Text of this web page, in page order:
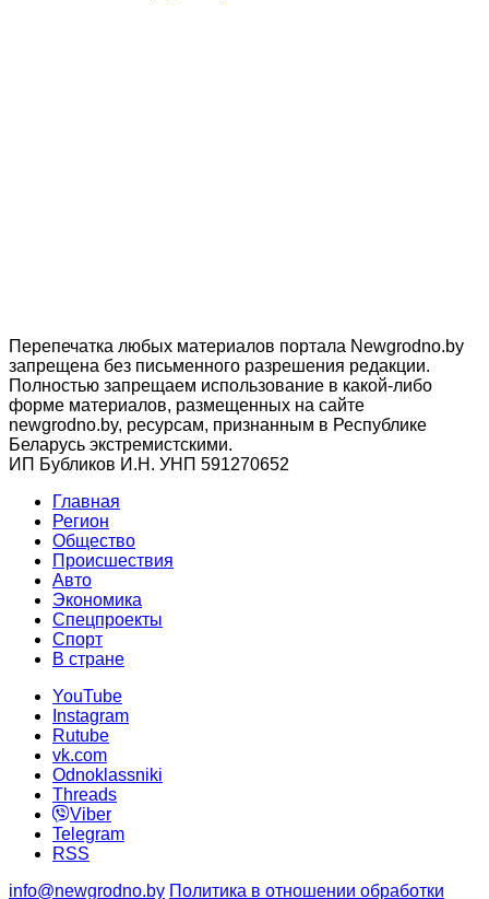
Перепечатка любых материалов портала Newgrodno.by
запрещена без письменного разрешения редакции.
Полностью запрещаем использование в какой-либо
форме материалов, размещенных на сайте
newgrodno.by, ресурсам, признанным в Республике
Беларусь экстремистскими.
ИП Бубликов И.Н. УНП 591270652
Главная
Регион
Общество
Происшествия
Авто
Экономика
Спецпроекты
Cпорт
В стране
YouTube
Instagram
Rutube
vk.com
Odnoklassniki
Threads
Viber
Telegram
RSS
info@newgrodno.by Политика в отношении обработки